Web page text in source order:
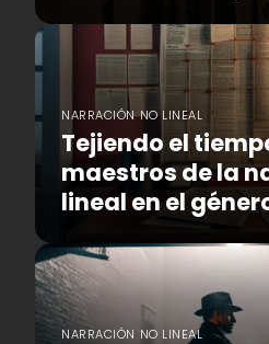
NARRACIÓN NO LINEAL
Tejiendo el
maestros de la
lineal en el
NARRACIÓN NO LINEAL